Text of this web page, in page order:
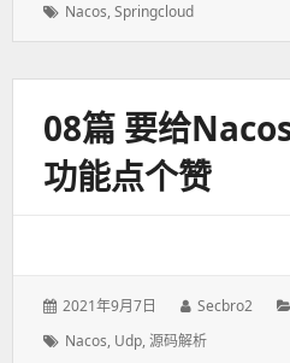
于：
标
Nacos,Springcloud
08篇 要给
功能点个赞
发
于：
2021年9月7日
作
者：
Secbro2
标
Nacos, Udp,源码解析